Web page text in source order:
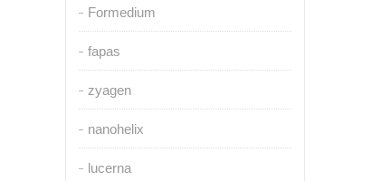
Formedium
fapas
zyagen
nanohelix
lucerna